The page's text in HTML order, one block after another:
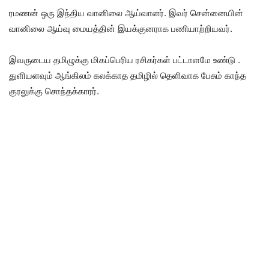
ரமணன் ஒரு இந்திய வானிலை ஆய்வாளர். இவர் சென்னையின்
வானிலை ஆய்வு மையத்தின் இயக்குனராக பணியாற்றியவர்.
இவருடைய தமிழுக்கு மிகப்பெரிய ரசிகர்கள் பட்டாளமே உண்டு .
துளியளவும் ஆங்கிலம் கலக்காத தமிழில் தெளிவாக பேசும் காந்த
குரலுக்கு சொந்தக்காரர்.